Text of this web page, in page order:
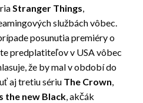
Stranger Things,
službách vôbec.
posunutia premiéry o
predplatiteľov v USA vôbec
že by mal v období do
aj tretiu sériu The Crown,
the new Black, akčák